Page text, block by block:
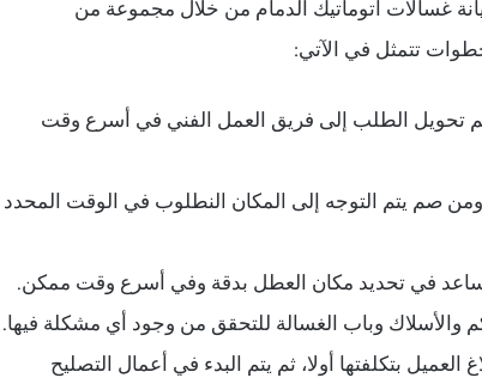
غسالات اتوماتيك الدمام من خلال مجموعة من
تتمثل في الآتي:
تحويل الطلب إلى فريق العمل الفني في أسرع وقت
صم يتم التوجه إلى المكان النطلوب في الوقت المحدد
في تحديد مكان العطل بدقة وفي أسرع وقت ممكن.
والأسلاك وباب الغسالة للتحقق من وجود أي مشكلة فيها.
بتكلفتها أولا، ثم يتم البدء في أعمال التصليح